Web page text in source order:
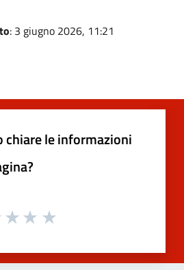
: 3 giugno 2026, 11:21
chiare le informazioni